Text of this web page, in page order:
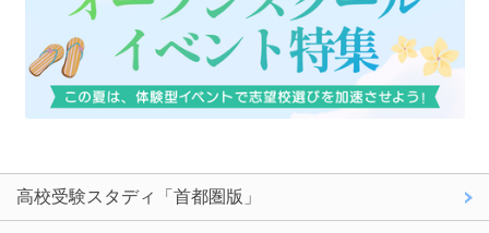
高校受験スタディ「首都圏版」